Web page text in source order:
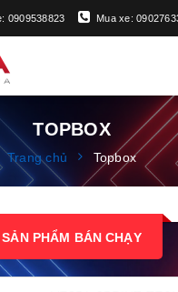
0909538823 Mua xe:
TOPBOX
Trang chủ Topbox
SẢN PHẨM BÁN CHẠY